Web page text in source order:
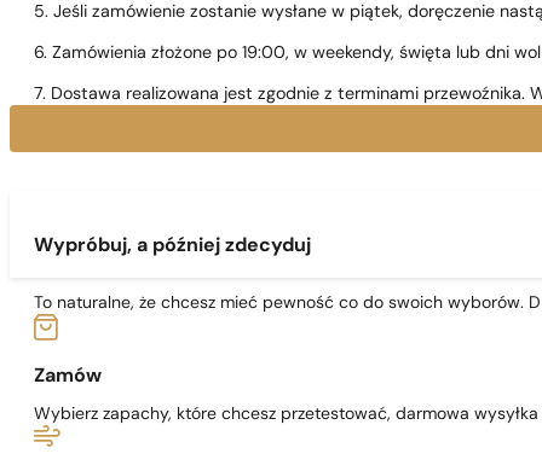
5. Jeśli zamówienie zostanie wysłane w piątek, doręczenie
6. Zamówienia złożone po 19:00, w weekendy, święta lub dni
7. Dostawa realizowana jest zgodnie z terminami przewoźnika.
Wypróbuj, a później zdecyduj
To naturalne, że chcesz mieć pewność co do swoich wyborów.
Zamów
Wybierz zapachy, które chcesz przetestować, darmowa wysyłka